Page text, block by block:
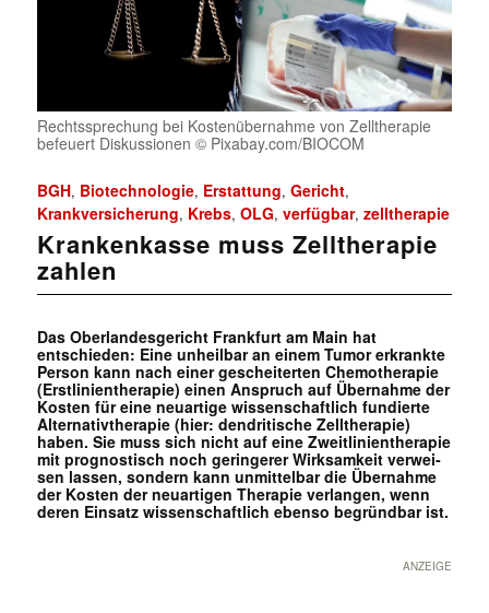
Rechtssprechung bei Kostenübernahme von Zelltherapie
befeuert Diskussionen © Pixabay.com/BIOCOM
BGH, Biotechnologie, Erstattung, Gericht,
Krankversicherung, Krebs, OLG, verfügbar, zelltherapie
Krankenkasse muss Zelltherapie
zahlen
Das Oberlandesgericht Frankfurt am Main hat
entschieden: Eine un­heil­bar an einem Tumor er­krank­te
Per­son kann nach einer ge­schei­ter­ten Che­mo­the­ra­pie
(Erst­li­ni­en­the­ra­pie) einen An­spruch auf Über­nah­me der
Kos­ten für eine neu­ar­ti­ge wis­sen­schaft­lich fun­dier­te
Al­ter­na­tiv­the­ra­pie (hier: den­dri­ti­sche Zell­the­ra­pie)
haben. Sie muss sich nicht auf eine Zweit­li­ni­en­the­ra­pie
mit pro­gnos­tisch noch ge­rin­ge­rer Wirk­sam­keit ver­wei­
sen las­sen, son­dern kann un­mit­tel­bar die Über­nah­me
der Kos­ten der neu­ar­ti­gen The­ra­pie ver­lan­gen, wenn
deren Einsatz wissenschaftlich ebenso begründbar ist.
ANZEIGE